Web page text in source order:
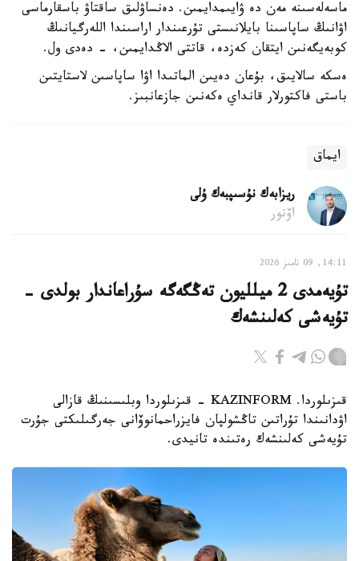
ماسەلەسىنە مەن دە ۋايىمدايمىن. دەنساۋلىق ساقتاۋ باسقارماسى
اۋانىڭ ساپاسىنا بايلانىستى تۇرعىندار اراسىندا اللەرگيانىڭ
كوبەيگەنىن ايتقان كەزدە، قاتتى الاڭدايمىن، - دەدى ول.
ەسكە سالايىق، بۇعان دەيىن الماتىدا اۋا ساپاسىن لاستايتىن
باستى فاكتورلار قانداي ەكەنىن جازعانبىز.
ايماق
ريزابەك نۇسىپبەك ۇلى
اۆتور
14:11, 09 تامىز 2026
تۇيەمدى 2 ميلليون تەڭگەگە سۇراعاندار بولدى -
تۇيەشى كەلىنشەك
قىزىلوردا. KAZINFORM - قىزىلوردا وبلىسىنىڭ قازالى
اۋدانىندا تۇراتىن تاڭشولپان فايزراحمانوۆانى جەرگىلىكتى جۇرت
تۇيەشى كەلىنشەك رەتىندە تانيدى.